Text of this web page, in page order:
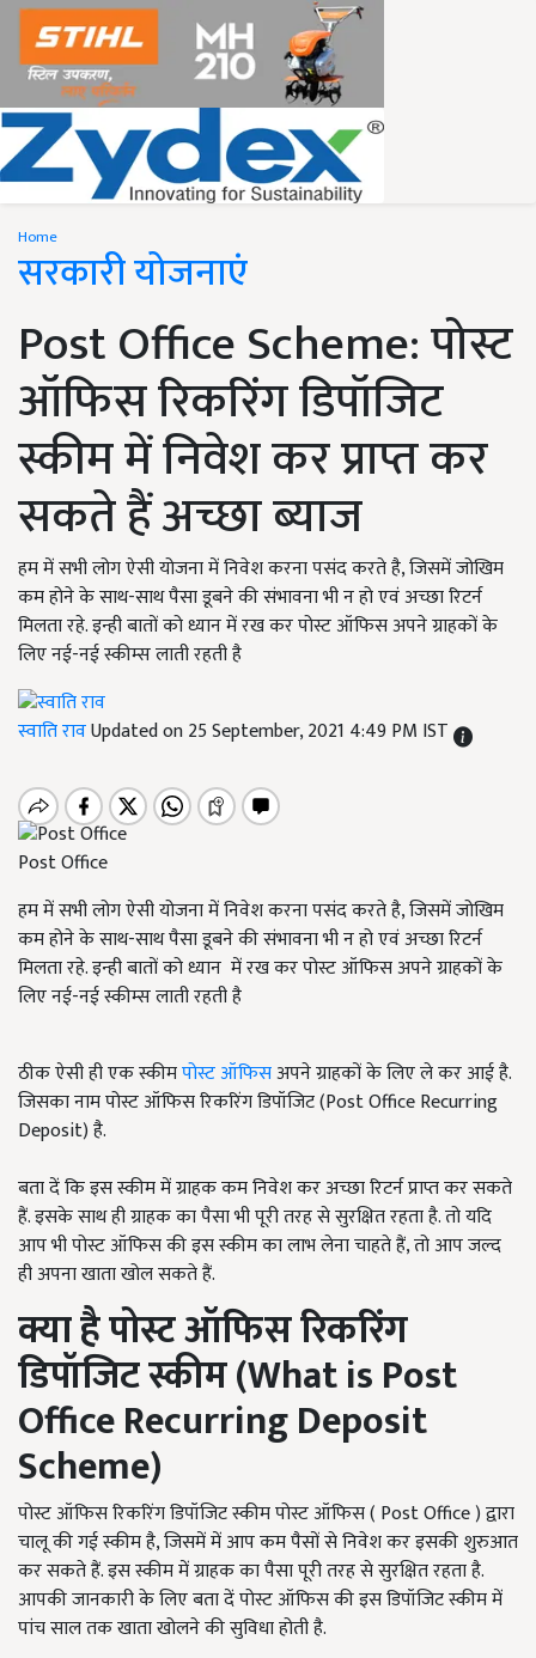
Home
सरकारी योजनाएं
Post Office Scheme: पोस्ट
ऑफिस रिकरिंग डिपॉजिट
स्कीम में निवेश कर प्राप्त कर
सकते हैं अच्छा ब्याज
हम में सभी लोग ऐसी योजना में निवेश करना पसंद करते है, जिसमें जोखिम
कम होने के साथ-साथ पैसा डूबने की संभावना भी न हो एवं अच्छा रिटर्न
मिलता रहे. इन्ही बातों को ध्यान में रख कर पोस्ट ऑफिस अपने ग्राहकों के
लिए नई-नई स्कीम्स लाती रहती है
स्वाति रावUpdated on 25 September, 2021 4:49 PM IST
Post Office
हम में सभी लोग ऐसी योजना में निवेश करना पसंद करते है, जिसमें जोखिम
कम होने के साथ-साथ पैसा डूबने की संभावना भी न हो एवं अच्छा रिटर्न
मिलता रहे. इन्ही बातों को ध्यान में रख कर पोस्ट ऑफिस अपने ग्राहकों के
लिए नई-नई स्कीम्स लाती रहती है
ठीक ऐसी ही एक स्कीमपोस्ट ऑफिसअपने ग्राहकों के लिए ले कर आई है.
जिसका नाम पोस्ट ऑफिस रिकरिंग डिपॉजिट (Post Office Recurring
Deposit) है.
बता दें कि इस स्कीम में ग्राहक कम निवेश कर अच्छा रिटर्न प्राप्त कर सकते
हैं. इसके साथ ही ग्राहक का पैसा भी पूरी तरह से सुरक्षित रहता है. तो यदि
आप भी पोस्ट ऑफिस की इस स्कीम का लाभ लेना चाहते हैं, तो आप जल्द
ही अपना खाता खोल सकते हैं.
क्या है पोस्ट ऑफिस रिकरिंग
डिपॉजिट स्कीम (What is Post
Office Recurring Deposit
Scheme)
पोस्ट ऑफिस रिकरिंग डिपॉजिट स्कीम पोस्ट ऑफिस ( Post Office ) द्वारा
चालू की गई स्कीम है, जिसमें में आप कम पैसों से निवेश कर इसकी शुरुआत
कर सकते हैं. इस स्कीम में ग्राहक का पैसा पूरी तरह से सुरक्षित रहता है.
आपकी जानकारी के लिए बता दें पोस्ट ऑफिस की इस डिपॉजिट स्कीम में
पांच साल तक खाता खोलने की सुविधा होती है.